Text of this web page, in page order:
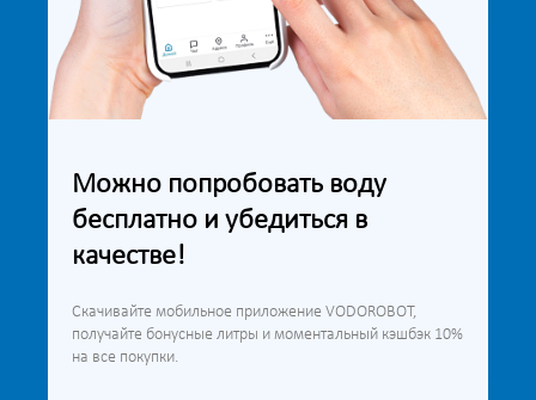
Можно попробовать воду
бесплатно и убедиться в
качестве!
Скачивайте мобильное приложение VODOROBOT,
получайте бонусные литры и моментальный кэшбэк 10%
на все покупки.